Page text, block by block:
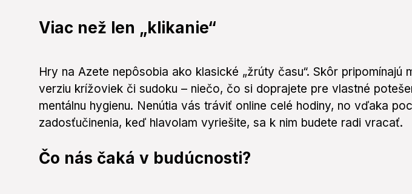
Viac než len „klikanie“
Hry na Azete nepôsobia ako klasické „žrúty času“. Skôr pripomínajú
verziu krížoviek či sudoku – niečo, čo si doprajete pre vlastné
mentálnu hygienu. Nenútia vás tráviť online celé hodiny, no vďaka
zadosťučinenia, keď hlavolam vyriešite, sa k nim budete radi vracať.
Čo nás čaká v budúcnosti?